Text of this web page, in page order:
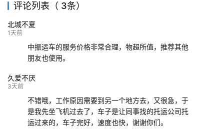
139****9233
评论列表（ 3条）
北城不夏
1天前
中振运车的服务价格非常合理，物超所值，推荐其他
朋友也使用。
久爱不厌
3天前
不错哦，工作原因需要到另一个地方去，又很急，于
是我先坐飞机过去了，车子是让同事找的托运公司托
运过来的，车子完好，速度也快，谢谢你们。